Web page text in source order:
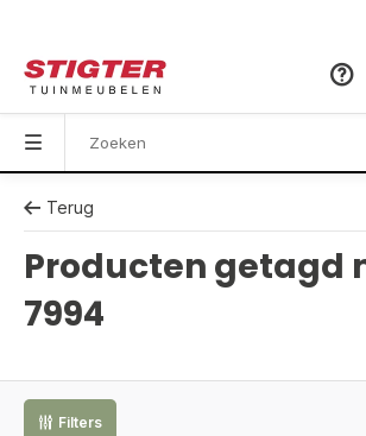
Terug
Producten getagd
7994
Filters